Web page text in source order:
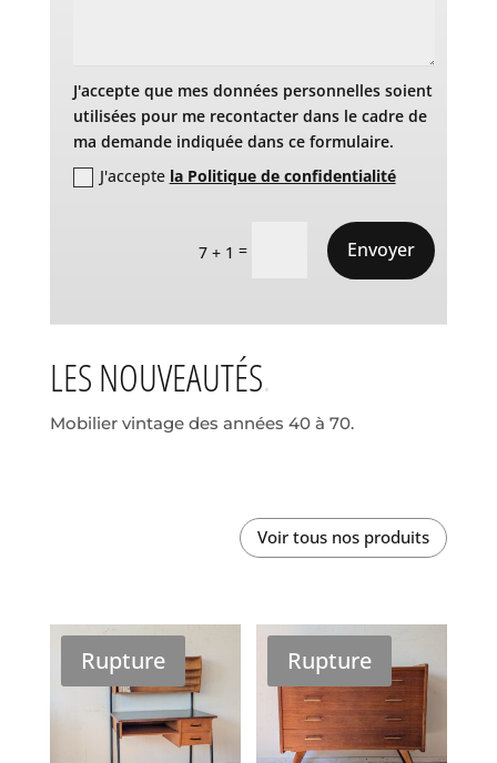
J'accepte que mes données personnelles soient
utilisées pour me recontacter dans le cadre de
ma demande indiquée dans ce formulaire.
J'accepte la Politique de confidentialité
7 + 1 = Envoyer
LES NOUVEAUTÉS
Mobilier vintage des années 40 à 70.
Voir tous nos produits
Rupture Rupture